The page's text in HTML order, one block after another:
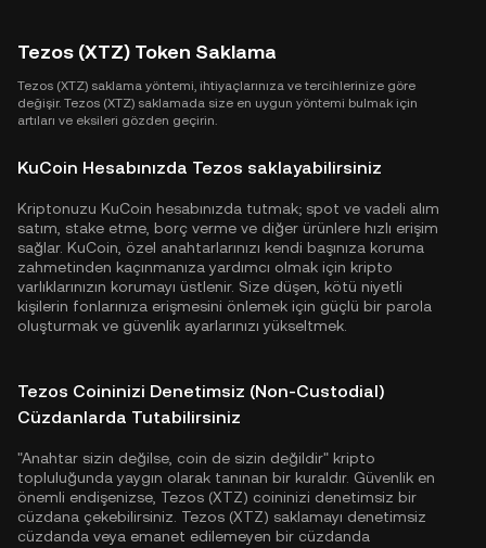
Tezos (XTZ) Token Saklama
Tezos (XTZ) saklama yöntemi, ihtiyaçlarınıza ve tercihlerinize göre
değişir. Tezos (XTZ) saklamada size en uygun yöntemi bulmak için
artıları ve eksileri gözden geçirin.
KuCoin Hesabınızda Tezos saklayabilirsiniz
Kriptonuzu KuCoin hesabınızda tutmak; spot ve vadeli alım
satım, stake etme, borç verme ve diğer ürünlere hızlı erişim
sağlar. KuCoin, özel anahtarlarınızı kendi başınıza koruma
zahmetinden kaçınmanıza yardımcı olmak için kripto
varlıklarınızın korumayı üstlenir. Size düşen, kötü niyetli
kişilerin fonlarınıza erişmesini önlemek için güçlü bir parola
oluşturmak ve güvenlik ayarlarınızı yükseltmek.
Tezos Coininizi Denetimsiz (Non-Custodial)
Cüzdanlarda Tutabilirsiniz
"Anahtar sizin değilse, coin de sizin değildir" kripto
topluluğunda yaygın olarak tanınan bir kuraldır. Güvenlik en
önemli endişenizse, Tezos (XTZ) coininizi denetimsiz bir
cüzdana çekebilirsiniz. Tezos (XTZ) saklamayı denetimsiz
cüzdanda veya emanet edilemeyen bir cüzdanda